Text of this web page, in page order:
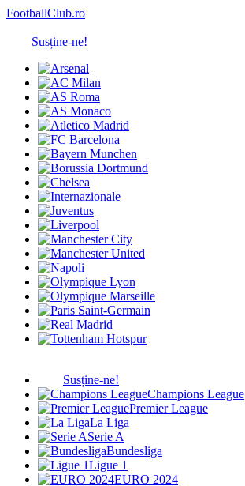
FootballClub.ro
Susține-ne!
Susține-ne!
Champions League
Premier League
La Liga
Serie A
Bundesliga
Ligue 1
EURO 2024